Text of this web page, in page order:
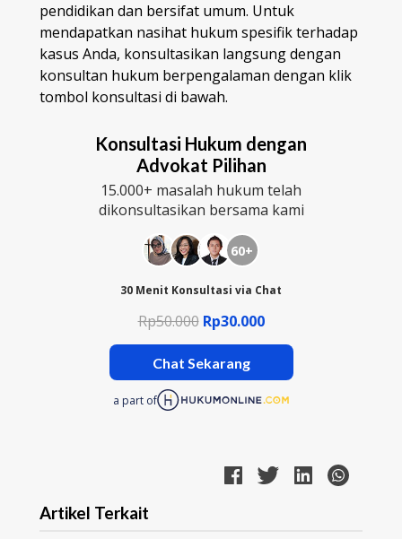
pendidikan dan bersifat umum. Untuk
mendapatkan nasihat hukum spesifik terhadap
kasus Anda, konsultasikan langsung dengan
konsultan hukum berpengalaman dengan klik
tombol konsultasi di bawah.
Konsultasi Hukum dengan
Advokat Pilihan
15.000+ masalah hukum telah
dikonsultasikan bersama kami
60+
30 Menit Konsultasi via Chat
Rp50.000 Rp30.000
Chat Sekarang
a part of
Artikel Terkait